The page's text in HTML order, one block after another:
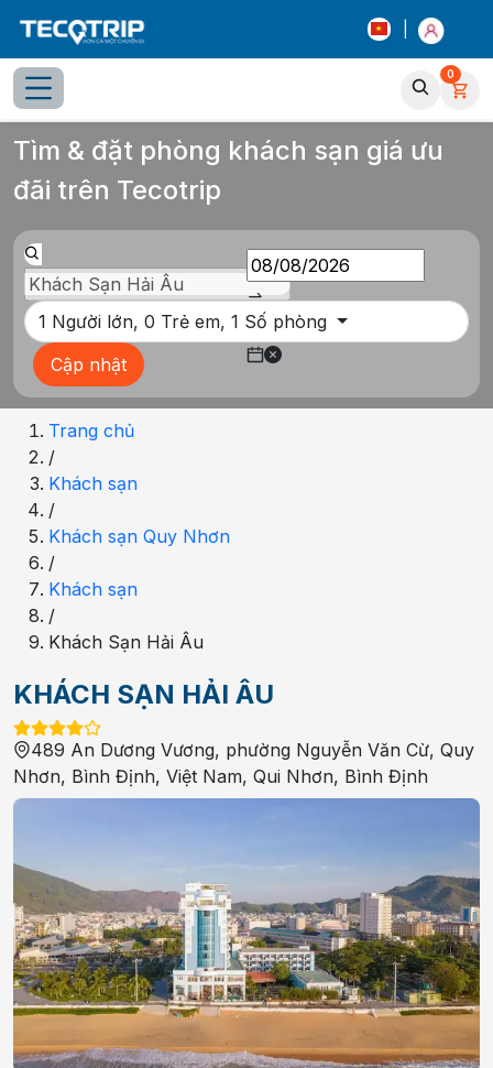
0
Tổng quan Chọn phòng Thông tin khách sạn Tiện
Tìm & đặt phòng khách sạn giá ưu
đãi trên Tecotrip
1 Người lớn, 0 Trẻ em, 1 Số phòng
Cập nhật
Trang chủ
/
Khách sạn
/
Khách sạn Quy Nhơn
/
Khách sạn
/
Khách Sạn Hải Âu
KHÁCH SẠN HẢI ÂU
489 An Dương Vương, phường Nguyễn Văn Cừ, Quy
Nhơn, Bình Định, Việt Nam, Qui Nhơn, Bình Định